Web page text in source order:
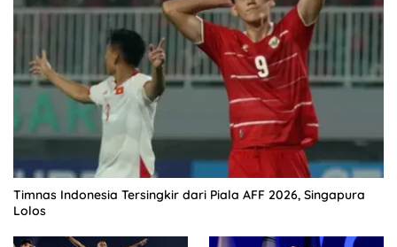
Timnas Indonesia Tersingkir dari Piala AFF 2026, Singapura
Lolos